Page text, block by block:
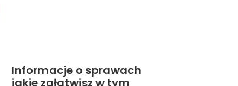
Informacje o sprawach
jakie załatwisz w tym